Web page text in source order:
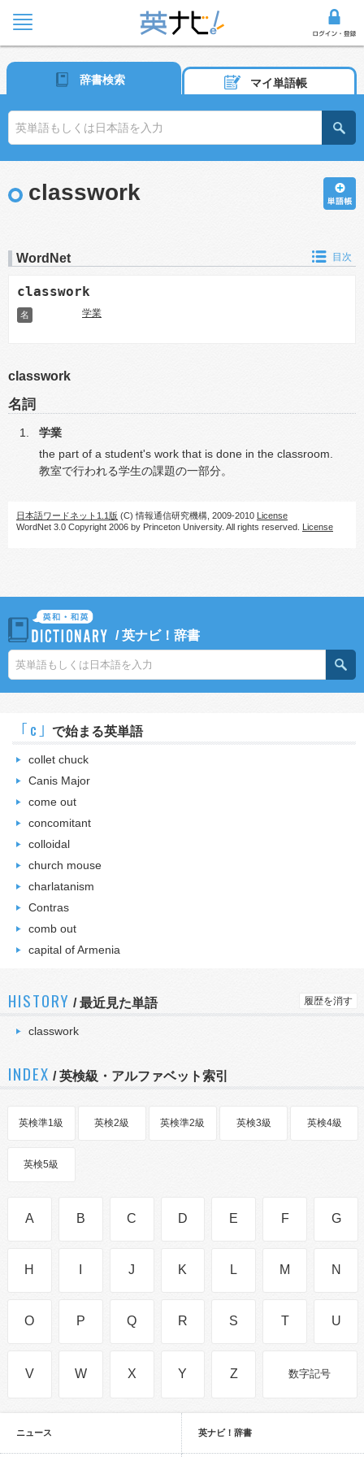
辞書検索 マイ単語帳
classwork
WordNet 目次
classwork
名 学業
classwork
名詞
学業
the part of a student's work that is done in the classroom.
教室で行われる学生の課題の一部分。
日本語ワードネット1.1版 (C) 情報通信研究機構, 2009-2010 License
WordNet 3.0 Copyright 2006 by Princeton University. All rights reserved. License
/英ナビ！辞書
｢c｣ で始まる英単語
collet chuck
Canis Major
come out
concomitant
colloidal
church mouse
charlatanism
Contras
comb out
capital of Armenia
HISTORY /最近見た単語 履歴を消す
classwork
INDEX / 英検級・アルファベット索引
英検準1級 英検2級 英検準2級 英検3級 英検4級
英検5級
A B C D E F G
H J K L M N
O P Q R S T U
V W X Y Z 数字記号
ニュース 英ナビ！辞書